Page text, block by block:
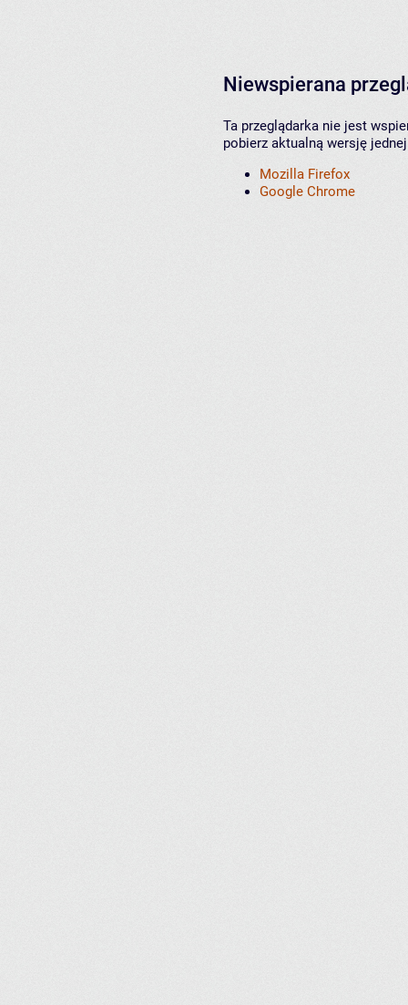
Niewspierana
Ta przeglądarka nie jest
pobierz aktualną wersję
Mozilla Firefox
Google Chrome